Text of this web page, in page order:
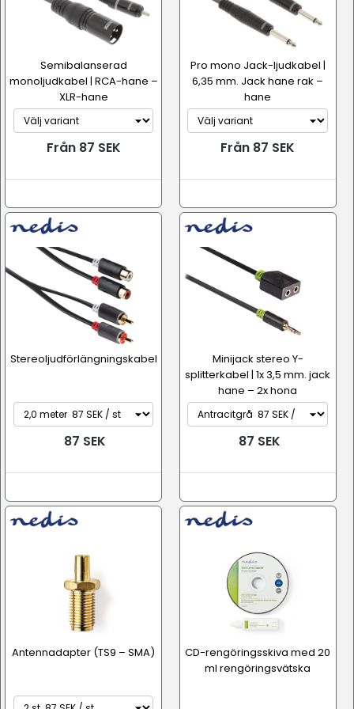
Semibalanserad
monoljudkabel | RCA-hane –
XLR-hane
Från 87 SEK
Pro mono Jack-ljudkabel |
6,35 mm. Jack hane rak –
hane
Från 87 SEK
Stereoljudförlängningskabel
87 SEK
Minijack stereo Y-
splitterkabel | 1x 3,5 mm. jack
hane – 2x hona
87 SEK
Antennadapter (TS9 – SMA)
CD-rengöringsskiva med 20
ml rengöringsvätska